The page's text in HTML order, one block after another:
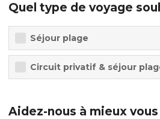
Quel type de voyage
Séjour plage
Circuit privatif & séjour
Aidez-nous à mieux